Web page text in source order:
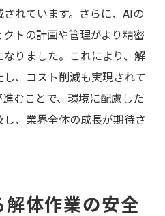
れています。さらに、AIの
トの計画や管理がより精密
りました。これにより、解
、コスト削減も実現されて
むことで、環境に配慮した
、業界全体の成長が期待さ
体作業の安全